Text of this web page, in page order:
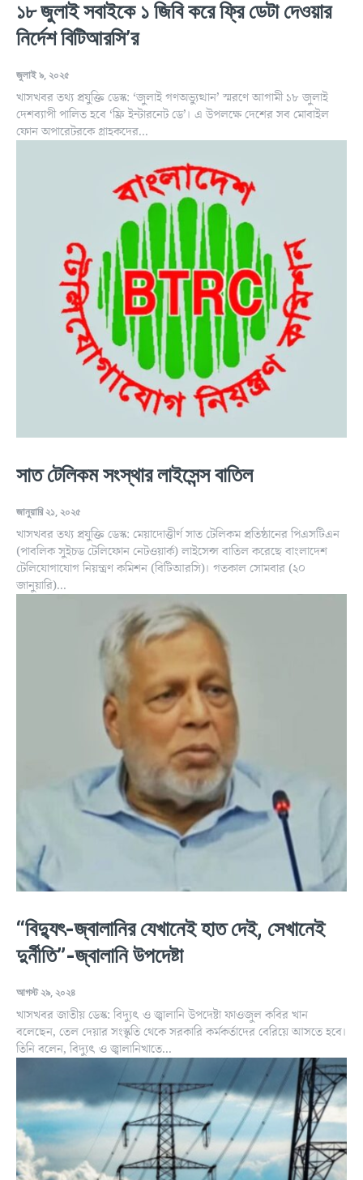
১৮ জুলাই সবাইকে ১ জিবি করে ফ্রি ডেটা দেওয়ার
নির্দেশ বিটিআরসি’র
জুলাই ৯, ২০২৫
খাসখবর তথ্য প্রযুক্তি ডেস্ক: ‘জুলাই গণঅভ্যুত্থান’ স্মরণে আগামী ১৮ জুলাই
দেশব্যাপী পালিত হবে ‘ফ্রি ইন্টারনেট ডে’। এ উপলক্ষে দেশের সব মোবাইল
ফোন অপারেটরকে গ্রাহকদের...
সাত টেলিকম সংস্থার লাইসেন্স বাতিল
জানুয়ারি ২১, ২০২৫
খাসখবর তথ্য প্রযুক্তি ডেস্ক: মেয়াদোত্তীর্ণ সাত টেলিকম প্রতিষ্ঠানের পিএসটিএন
(পাবলিক সুইচড টেলিফোন নেটওয়ার্ক) লাইসেন্স বাতিল করেছে বাংলাদেশ
টেলিযোগাযোগ নিয়ন্ত্রণ কমিশন (বিটিআরসি)। গতকাল সোমবার (২০
জানুয়ারি)...
“বিদ্যুৎ-জ্বালানির যেখানেই হাত দেই, সেখানেই
দুর্নীতি”-জ্বালানি উপদেষ্টা
আগস্ট ২৯, ২০২৪
খাসখবর জাতীয় ডেস্ক: বিদ্যুৎ ও জ্বালানি উপদেষ্টা ফাওজুল কবির খান
বলেছেন, তেল দেয়ার সংস্কৃতি থেকে সরকারি কর্মকর্তাদের বেরিয়ে আসতে হবে।
তিনি বলেন, বিদ্যুৎ ও জ্বালানিখাতে...